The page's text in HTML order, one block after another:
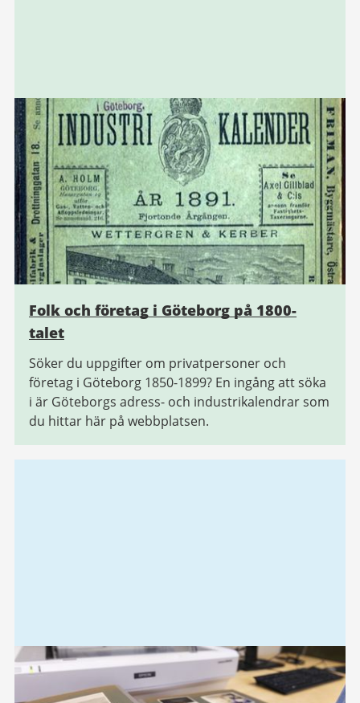
Folk och företag i Göteborg på 1800-
talet
Söker du uppgifter om privatpersoner och
företag i Göteborg 1850-1899? En ingång att söka
i är Göteborgs adress- och industrikalendrar som
du hittar här på webbplatsen.